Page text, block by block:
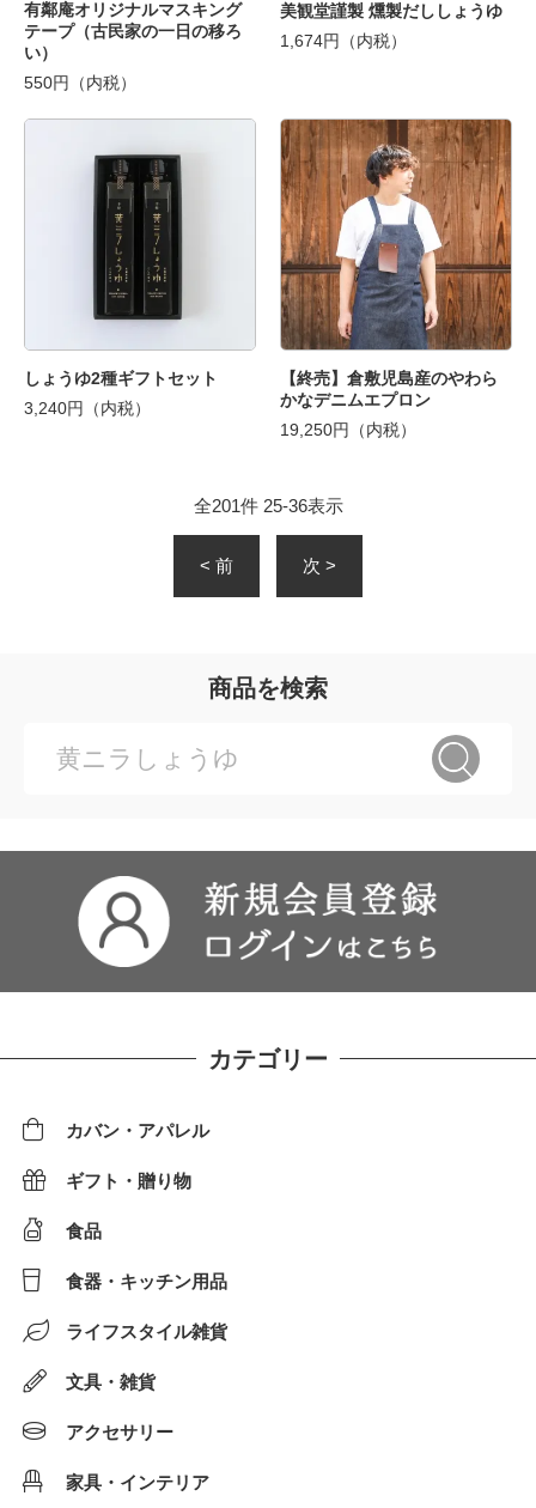
有鄰庵オリジナルマスキング
テープ（古民家の一日の移ろ
い）
550円（内税）
美観堂謹製 燻製だししょうゆ
1,674円（内税）
しょうゆ2種ギフトセット
3,240円（内税）
【終売】倉敷児島産のやわら
かなデニムエプロン
19,250円（内税）
全201件 25-36表示
< 前 次 >
商品を検索
カテゴリー
カバン・アパレル
ギフト・贈り物
食品
食器・キッチン用品
ライフスタイル雑貨
文具・雑貨
アクセサリー
家具・インテリア